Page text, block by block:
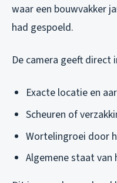
waar een bouwvakker
had gespoeld.
De camera geeft direct
Exacte locatie en
Scheuren of
Wortelingroei door
Algemene staat